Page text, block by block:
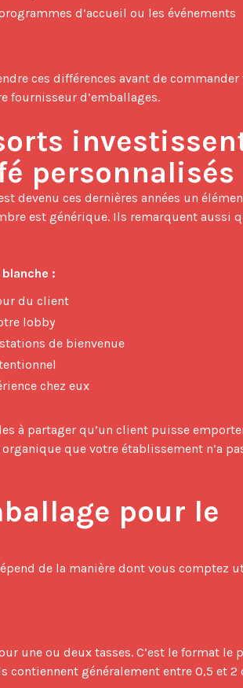
d’accueil ou les événements
ces différences avant de commander
fournisseur d’emballages.
personnalisés
est générique. Ils remarquent aussi
:
du client
lobby
de bienvenue
chez eux
à partager qu’un client puisse
que votre établissement n’a
pour le
généralement entre 0,5 et 2